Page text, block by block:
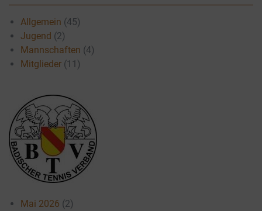
Allgemein (45)
Jugend (2)
Mannschaften (4)
Mitglieder (11)
Mai 2026 (2)